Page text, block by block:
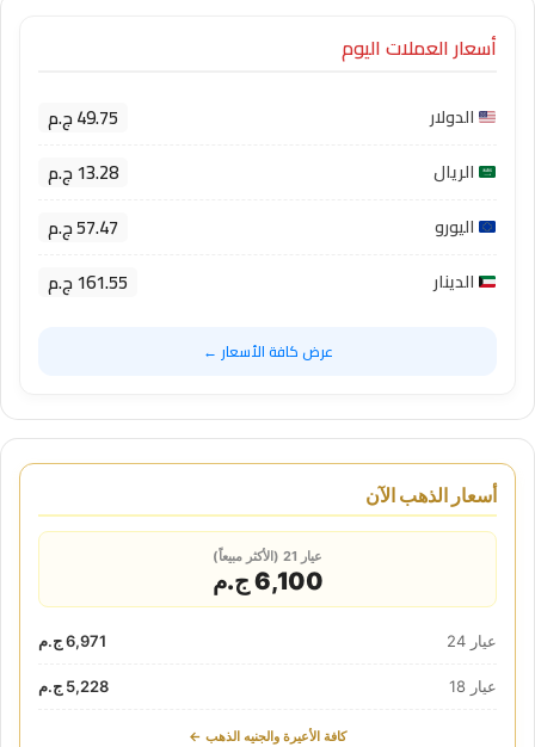
أسعار العملات اليوم
الدولار 49.75 ج.م
الريال 13.28 ج.م
اليورو 57.47 ج.م
الدينار 161.55 ج.م
عرض كافة الأسعار ←
أسعار الذهب الآن
عيار 21 (الأكثر مبيعاً)
6,100 ج.م
عيار 24 6,971 ج.م
عيار 18 5,228 ج.م
كافة الأعيرة والجنيه الذهب ←